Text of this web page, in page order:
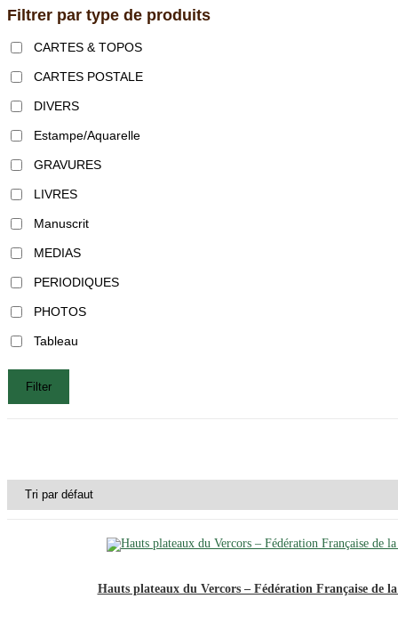
Filtrer par type de produits
CARTES & TOPOS
CARTES POSTALE
DIVERS
Estampe/Aquarelle
GRAVURES
LIVRES
Manuscrit
MEDIAS
PERIODIQUES
PHOTOS
Tableau
Filter
Hauts plateaux du Vercors – Fédération Française de